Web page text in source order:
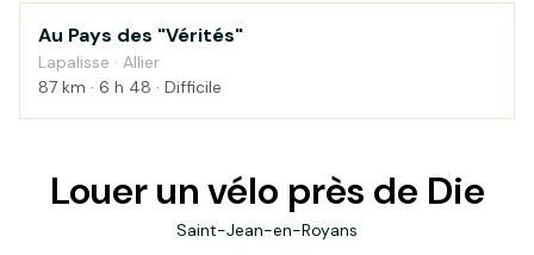
Campagne
Au Pays des "Vérités"
Lapalisse · Allier
87 km · 6 h 48 · Difficile
Louer un vélo près de Die
Saint-Jean-en-Royans